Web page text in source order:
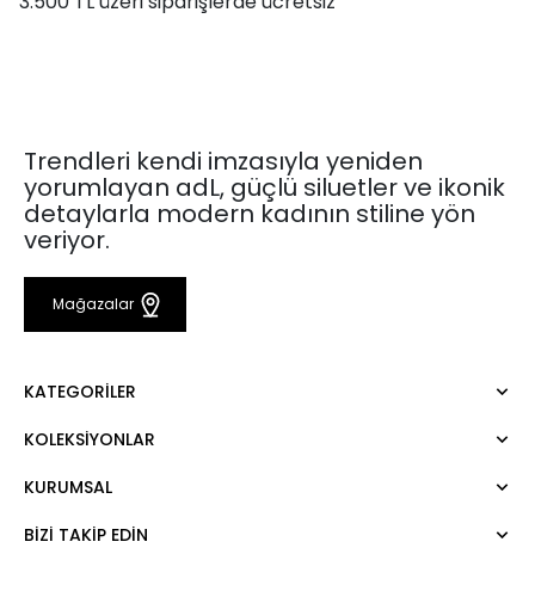
Trendleri kendi imzasıyla yeniden
yorumlayan adL, güçlü siluetler ve ikonik
detaylarla modern kadının stiline yön
veriyor.
Mağazalar
KATEGORILER
Elbise
Pantolon
KOLEKSIYONLAR
Mert Aslan
Night Zoom
KURUMSAL
Hakkımızda
BIZI TAKIP EDIN